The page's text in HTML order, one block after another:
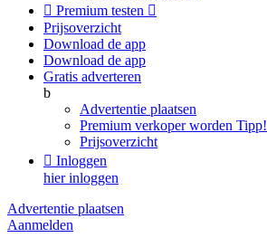
 Premium testen 
Prijsoverzicht
Download de app
Download de app
Gratis adverteren
b
Advertentie plaatsen
Premium verkoper worden Tipp!
Prijsoverzicht
 Inloggen
hier inloggen
Advertentie plaatsen
Aanmelden